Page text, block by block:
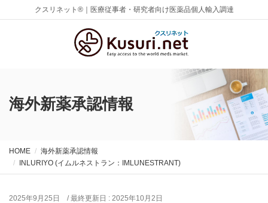
クスリネット®｜医療従事者・研究者向け医薬品個人輸入調達
海外新薬承認情報
HOME
海外新薬承認情報
INLURIYO (イムルネストラン：IMLUNESTRANT)
2025年9月25日 / 最終更新日 : 2025年10月2日